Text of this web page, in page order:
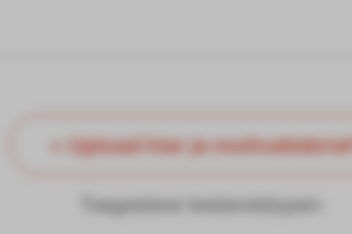
+ Upload hier je motivatiebrief
Toegestane bestandstypen: